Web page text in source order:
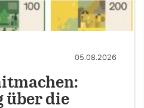
05.08.2026
über die